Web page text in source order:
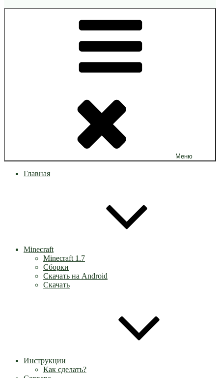
Меню
Главная
Minecraft
Minecraft 1.7
Сборки
Скачать на Android
Скачать
Инструкции
Как сделать?